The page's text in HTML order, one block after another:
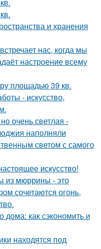
и хранения
нас, когда мы
настроение всему
площадью 39 кв.
- искусство,
очень светлая -
наполняли
светом с самого
искусство!
из мюррины - это
сочетаются огонь,
как сэкономить и
находятся под